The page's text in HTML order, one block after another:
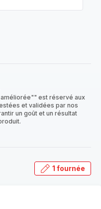
est réservé aux
et validées par nos
un goût et un résultat
1 fournée